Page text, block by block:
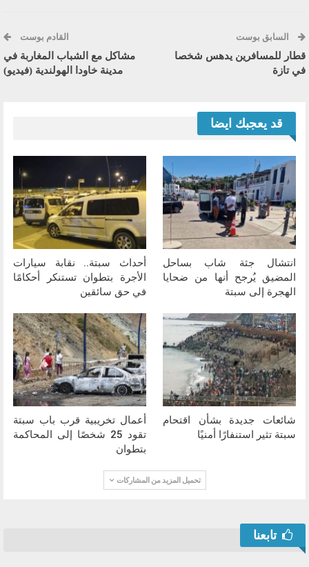
السابق بوست
قطار للمسافرين يدهس شخصا
في تازة
القادم بوست
مشاكل مع الشباب المغاربة في
مدينة خاودا الهولندية (فيديو)
قد يعجبك ايضا
انتشال جثة شاب بساحل
المضيق يُرجح أنها من ضحايا
الهجرة إلى سبتة
أحداث سبتة.. نقابة سيارات
الأجرة بتطوان تستنكر أحكامًا
في حق سائقين
شائعات جديدة بشأن اقتحام
سبتة تثير استنفارًا أمنيًا
أعمال تخريبية قرب باب سبتة
تقود 25 شخصًا إلى المحاكمة
بتطوان
تحميل المزيد من المشاركات
تابعنا